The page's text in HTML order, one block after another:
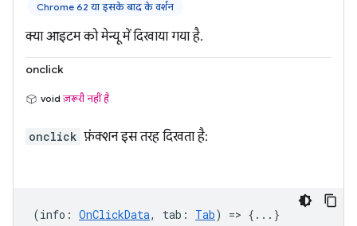
Chrome 62 या इसके बाद के वर्शन
क्या आइटम को मेन्यू में दिखाया गया है.
onclick
voidज़रूरी नहीं है
onclick फ़ंक्शन इस तरह दिखता है:
(info : OnClickData, tab : Tab) => {...}